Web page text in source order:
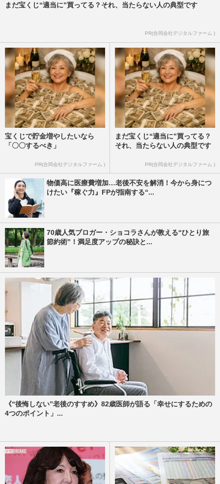
まだ宝くじ“適当に”買ってる？それ、当たらない人の典型です
PR(合同会社デジタルファーム )
宝くじで貯金増やしたいなら
「〇〇するべき」
PR(合同会社デジタルファーム )
まだ宝くじ“適当に”買ってる？
それ、当たらない人の典型です
PR(合同会社デジタルファーム )
物価高に医療費増加…老後不安を解消！今から身につ
けたい『稼ぐ力』FPが指南する“...
70歳人気ブロガー・ショコラさんが教える“ひとり旅
節約術”！満足度アップの秘訣と...
《“後悔しない”老後のすすめ》82歳医師が語る「幸せにするための
4つのポイント」...